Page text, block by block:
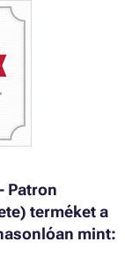
Patron
terméket a
mint: